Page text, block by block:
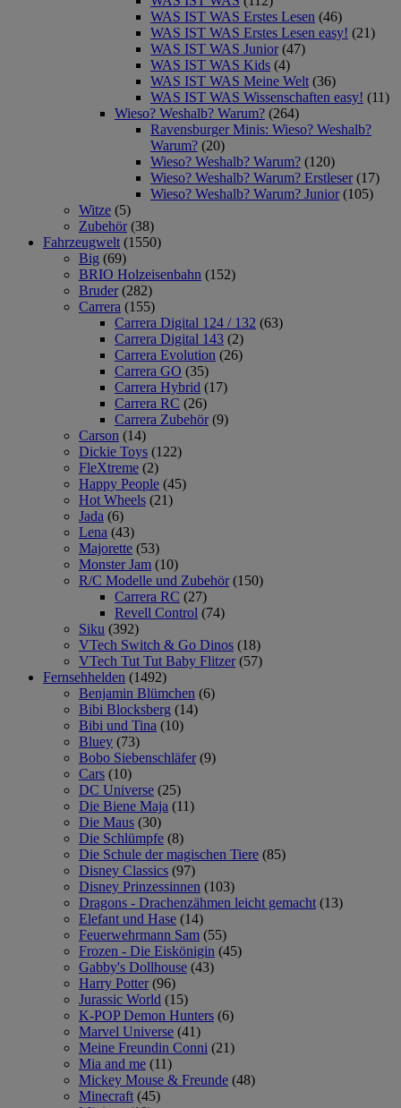
WAS IST WAS Erstes Lesen (46)
WAS IST WAS Erstes Lesen easy! (21)
WAS IST WAS Junior (47)
WAS IST WAS Kids (4)
WAS IST WAS Meine Welt (36)
WAS IST WAS Wissenschaften easy! (11)
Wieso? Weshalb? Warum? (264)
Ravensburger Minis: Wieso? Weshalb?
Warum? (20)
Wieso? Weshalb? Warum? (120)
Wieso? Weshalb? Warum? Erstleser (17)
Wieso? Weshalb? Warum? Junior (105)
Witze (5)
Zubehör (38)
Fahrzeugwelt (1550)
Big (69)
BRIO Holzeisenbahn (152)
Bruder (282)
Carrera (155)
Carrera Digital 124 / 132 (63)
Carrera Digital 143 (2)
Carrera Evolution (26)
Carrera GO (35)
Carrera Hybrid (17)
Carrera RC (26)
Carrera Zubehör (9)
Carson (14)
Dickie Toys (122)
FleXtreme (2)
Happy People (45)
Hot Wheels (21)
Jada (6)
Lena (43)
Majorette (53)
Monster Jam (10)
R/C Modelle und Zubehör (150)
Carrera RC (27)
Revell Control (74)
Siku (392)
VTech Switch & Go Dinos (18)
VTech Tut Tut Baby Flitzer (57)
Fernsehhelden (1492)
Benjamin Blümchen (6)
Bibi Blocksberg (14)
Bibi und Tina (10)
Bluey (73)
Bobo Siebenschläfer (9)
Cars (10)
DC Universe (25)
Die Biene Maja (11)
Die Maus (30)
Die Schlümpfe (8)
Die Schule der magischen Tiere (85)
Disney Classics (97)
Disney Prinzessinnen (103)
Dragons - Drachenzähmen leicht gemacht (13)
Elefant und Hase (14)
Feuerwehrmann Sam (55)
Frozen - Die Eiskönigin (45)
Gabby's Dollhouse (43)
Harry Potter (96)
Jurassic World (15)
K-POP Demon Hunters (6)
Marvel Universe (41)
Meine Freundin Conni (21)
Mia and me (11)
Mickey Mouse & Freunde (48)
Minecraft (45)